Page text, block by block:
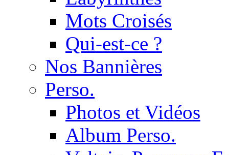
Mots Croisés
Qui-est-ce ?
Nos Bannières
Perso.
Photos et Vidéos
Album Perso.